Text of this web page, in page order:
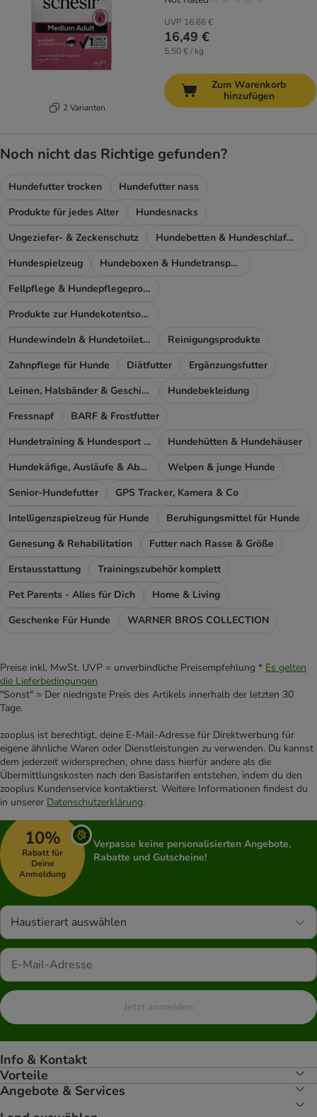
2 Varianten
UVP 16,66 €
16,49 €
5,50 € / kg
Zum Warenkorb
hinzufügen
Noch nicht das Richtige gefunden?
Hundefutter trocken
Hundefutter nass
Produkte für jedes Alter
Hundesnacks
Ungeziefer- & Zeckenschutz
Hundebetten & Hundeschlafplatz
Hundespielzeug
Hundeboxen & Hundetransport
Fellpflege & Hundepflegeprodukte
Produkte zur Hundekotentsorgung
Hundewindeln & Hundetoiletten
Reinigungsprodukte
Zahnpflege für Hunde
Diätfutter
Ergänzungsfutter
Leinen, Halsbänder & Geschirre
Hundebekleidung
Fressnapf
BARF & Frostfutter
Hundetraining & Hundesport Zubehör
Hundehütten & Hundehäuser
Hundekäfige, Ausläufe & Absperrgitter
Welpen & junge Hunde
Senior-Hundefutter
GPS Tracker, Kamera & Co
Intelligenzspielzeug für Hunde
Beruhigungsmittel für Hunde
Genesung & Rehabilitation
Futter nach Rasse & Größe
Erstausstattung
Trainingszubehör komplett
Pet Parents - Alles für Dich
Home & Living
Geschenke Für Hunde
WARNER BROS COLLECTION
Preise inkl. MwSt. UVP = unverbindliche Preisempfehlung * Es gelten
die Lieferbedingungen
"Sonst" = Der niedrigste Preis des Artikels innerhalb der letzten 30
Tage.
zooplus ist berechtigt, deine E-Mail-Adresse für Direktwerbung für
eigene ähnliche Waren oder Dienstleistungen zu verwenden. Du kannst
dem jederzeit widersprechen, ohne dass hierfür andere als die
Übermittlungskosten nach den Basistarifen entstehen, indem du den
zooplus Kundenservice kontaktierst. Weitere Informationen findest du
in unserer Datenschutzerklärung.
10%
Rabatt für
Deine
Anmeldung
Verpasse keine personalisierten Angebote,
Rabatte und Gutscheine!
Haustierart auswählen
Jetzt anmelden
Info & Kontakt
Vorteile
Angebote & Services